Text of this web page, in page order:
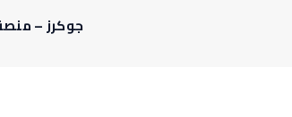
جوكرز –